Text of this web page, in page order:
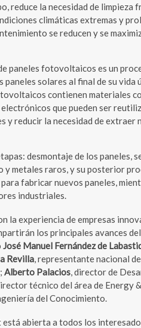
reduce la necesidad de limpieza
climáticas extremas y
se reducen y se
paneles fotovoltaicos es un
solares al final de su vida
contienen materiales
que pueden ser
y reducir la necesidad de extraer
desmontaje de los paneles,
metales raros, y su posterior
fabricar nuevos paneles,
industriales.
la experiencia de empresas
los principales avances
José Manuel Fernández de
Revilla, representante nacional
Alberto Palacios, director de
técnico del área de Energy
del Conocimiento.
abierta a todos los